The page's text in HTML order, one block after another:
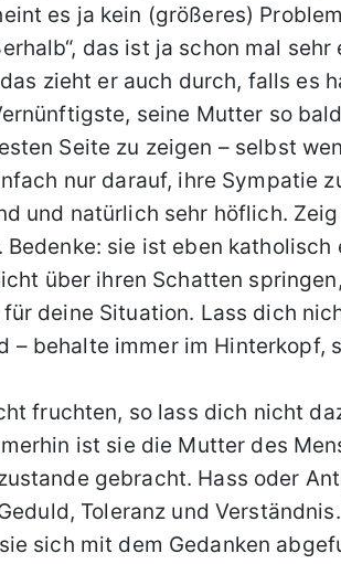
es ja kein (größeres)
das ist ja schon mal
zieht er auch durch, falls es
seine Mutter so
Seite zu zeigen – selbst
nur darauf, ihre Sympatie
und natürlich sehr höflich.
sie ist eben katholisch
über ihren Schatten
deine Situation. Lass dich
– behalte immer im Hinterkopf,
fruchten, so lass dich nicht
ist sie die Mutter des
gebracht. Hass oder
Toleranz und
sich mit dem Gedanken